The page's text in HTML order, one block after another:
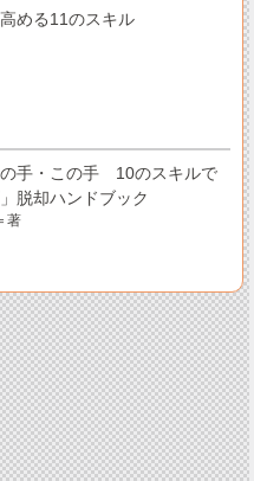
める11のスキル
の手・この手 10のスキルで
脱却ハンドブック
著